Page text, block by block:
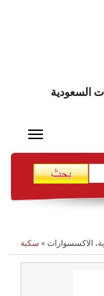
السعودية
Toggle
الاكسسوارات » سكبة